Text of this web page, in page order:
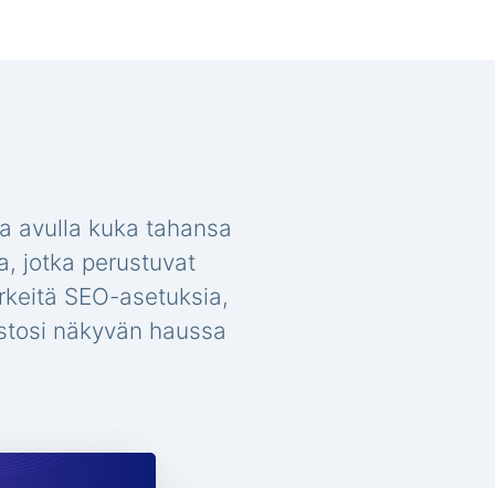
avulla kuka tahansa
jotka perustuvat
SEO-asetuksia,
näkyvän haussa